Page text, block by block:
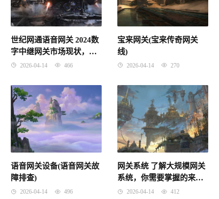
世纪网通语音网关 2024数
字中继网关市场现状，前
景预测分析-路亿市场策略
2026-04-14 466
宝来网关(宝来传奇网关
线)
2026-04-14 270
语音网关设备(语音网关故
障排查)
2026-04-14 496
网关系统 了解大规模网关
系统，你需要掌握的来自
阿里巴巴，京东，蘑菇街
2026-04-14 412